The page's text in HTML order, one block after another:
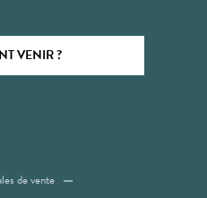
VENIR ?
de vente